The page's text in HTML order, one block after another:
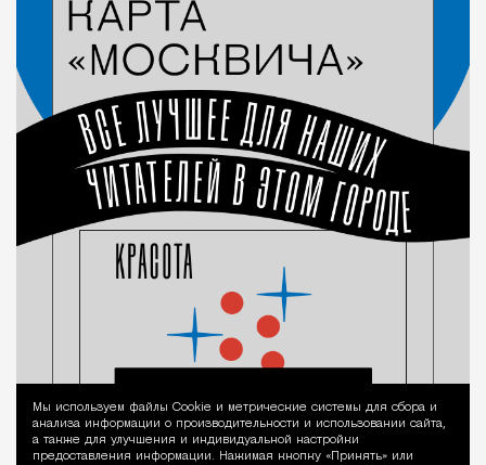
Уведомление
Мы используем файлы Сookie и метрические системы для сбора и
анализа информации о производительности и использовании сайта,
а также для улучшения и индивидуальной настройки
предоставления информации. Нажимая кнопку «Принять» или